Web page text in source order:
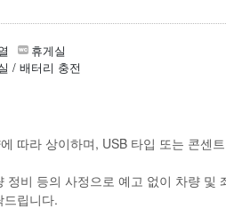
휴게실
/ 배터리 충전
따라 상이하며, USB 타입 또는 콘센
정비 등의 사정으로 예고 없이 차량 및
드립니다.